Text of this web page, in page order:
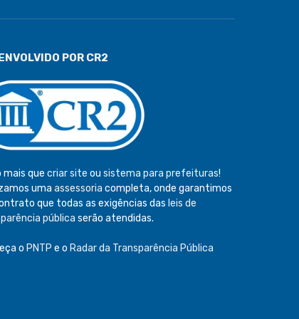
POR CR2
mais que criar site ou sistema para prefeituras!
uma assessoria completa, onde garantimos
que todas as exigências das leis de
pública serão atendidas.
o PNTP e o Radar da Transparência Pública